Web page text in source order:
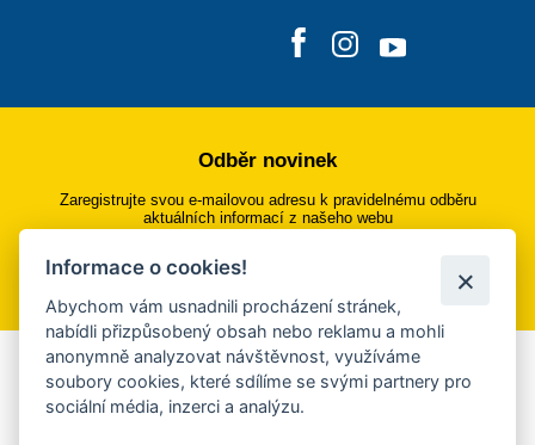
Odběr novinek
Zaregistrujte svou e-mailovou adresu k pravidelnému odběru
aktuálních informací z našeho webu
Přihlásit se k odběru
Aplikace Mobilní rozhlas
Chcete dostávat do svého mobilu či mailu upozornění na
Informace o cookies!
Abychom vám usnadnili procházení stránek,
nabídli přizpůsobený obsah nebo reklamu a mohli
anonymně analyzovat návštěvnost, využíváme
soubory cookies, které sdílíme se svými partnery pro
sociální média, inzerci a analýzu.